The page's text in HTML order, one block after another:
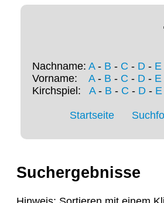
Nachname: A- B - C - D - E
Vorname: A- B - C - D - E
Kirchspiel: A- B - C - D- E
Startseite
Suchergebnisse